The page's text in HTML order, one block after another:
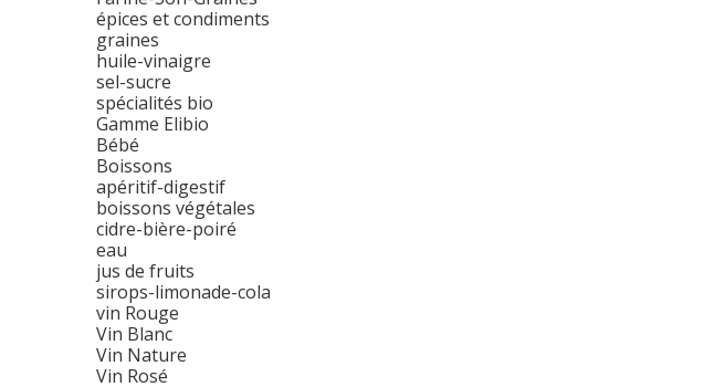
épices et condiments
graines
huile-vinaigre
sel-sucre
spécialités bio
Gamme Elibio
Bébé
Boissons
apéritif-digestif
boissons végétales
cidre-bière-poiré
eau
jus de fruits
sirops-limonade-cola
vin Rouge
Vin Blanc
Vin Nature
Vin Rosé